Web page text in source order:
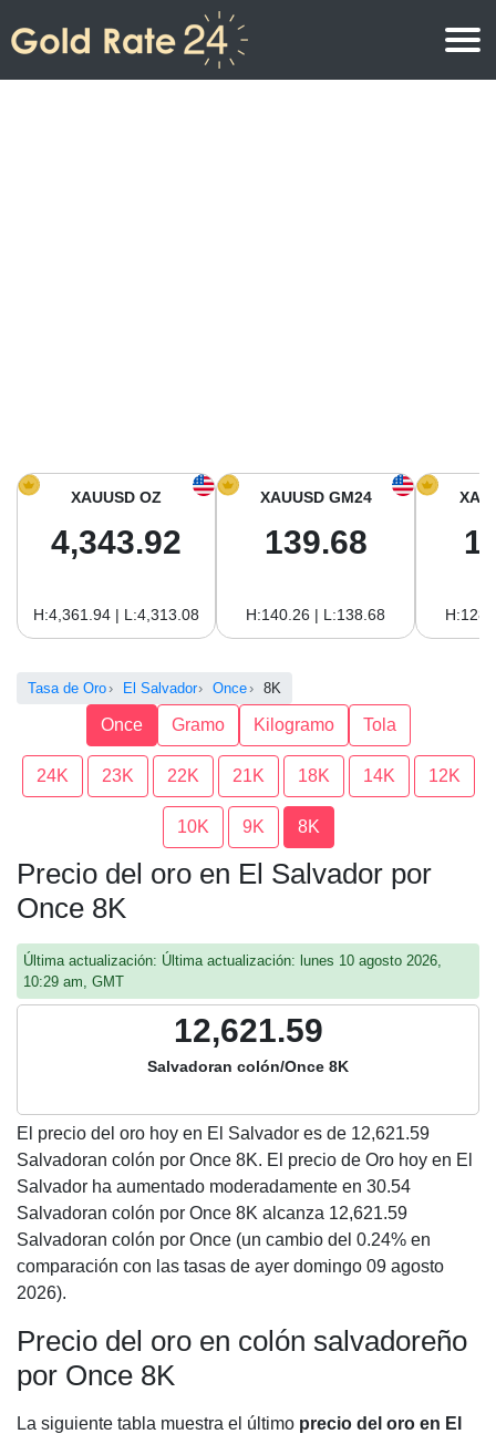
Precio del Oro hoy en América del sur
XAUUSD OZ
4,343.92
H:4,361.94 | L:4,313.08
XAUUSD GM24
139.68
H:140.26 | L:138.68
Tasa de Oro El Salvador Once 8K
Once Gramo Kilogramo Tola
24K 23K 22K 21K 18K 14K 12K
10K 9K 8K
Precio del oro en El Salvador por
Once 8K
Última actualización: Última actualización: lunes 10 agosto 2026,
10:29 am, GMT
12,621.59
Salvadoran colón/Once 8K
El precio del oro hoy en El Salvador es de 12,621.59
Salvadoran colón por Once 8K. El precio de Oro hoy en El
Salvador ha aumentado moderadamente en 30.54
Salvadoran colón por Once 8K alcanza 12,621.59
Salvadoran colón por Once (un cambio del 0.24% en
comparación con las tasas de ayer domingo 09 agosto
2026).
Precio del oro en colón salvadoreño
por Once 8K
La siguiente tabla muestra el último precio del oro en El